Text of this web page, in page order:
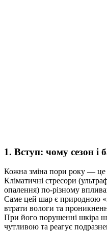
1. Вступ: чому сезон і
Кожна зміна пори року — це
Кліматичні стресори
опалення) по-різному
Саме цей шар є природною
втрати вологи та
При його порушенні шкіра
чутливою та реагує